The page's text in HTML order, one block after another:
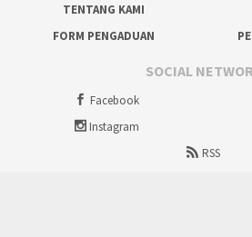
TENTANG KAMI
FORM PENGADUAN
SOCIAL
Facebook
Instagram
RSS